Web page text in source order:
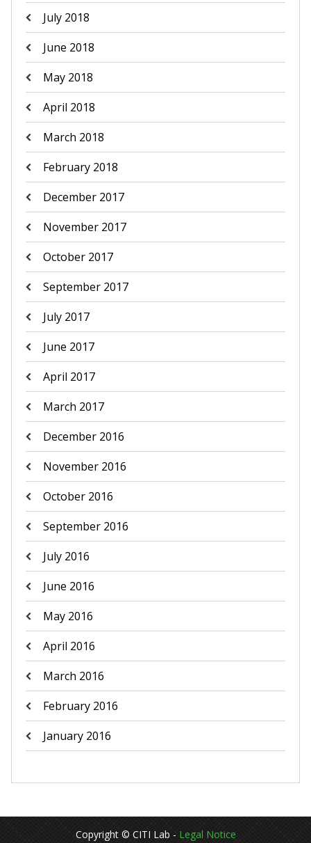
July 2018
June 2018
May 2018
April 2018
March 2018
February 2018
December 2017
November 2017
October 2017
September 2017
July 2017
June 2017
April 2017
March 2017
December 2016
November 2016
October 2016
September 2016
July 2016
June 2016
May 2016
April 2016
March 2016
February 2016
January 2016
Copyright © CITI Lab - Legal Notice